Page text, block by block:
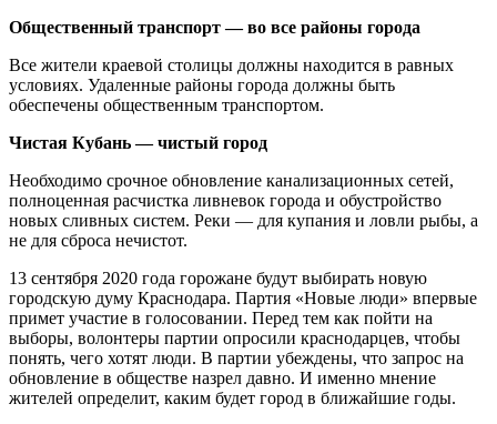
Общественный транспорт — во все районы города
Все жители краевой столицы должны находится в равных
условиях. Удаленные районы города должны быть
обеспечены общественным транспортом.
Чистая Кубань — чистый город
Необходимо срочное обновление канализационных сетей,
полноценная расчистка ливневок города и обустройство
новых сливных систем. Реки — для купания и ловли рыбы, а
не для сброса нечистот.
13 сентября 2020 года горожане будут выбирать новую
городскую думу Краснодара. Партия «Новые люди» впервые
примет участие в голосовании. Перед тем как пойти на
выборы, волонтеры партии опросили краснодарцев, чтобы
понять, чего хотят люди. В партии убеждены, что запрос на
обновление в обществе назрел давно. И именно мнение
жителей определит, каким будет город в ближайшие годы.